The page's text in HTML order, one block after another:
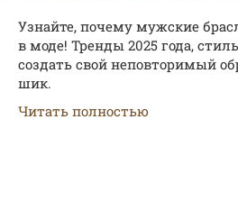
Узнайте, почему мужские
в моде! Тренды 2025 года,
создать свой неповторимый
шик.
Читать полностью